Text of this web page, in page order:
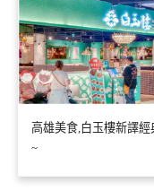
高雄美食,白玉樓新譯
~